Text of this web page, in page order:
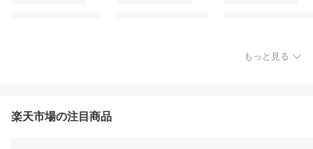
もっと見る
楽天市場の注目商品